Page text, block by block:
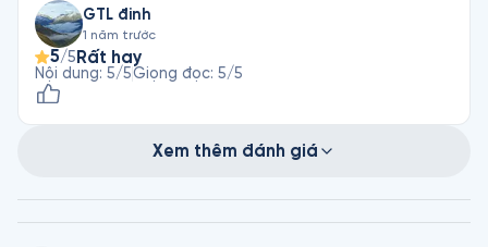
GTL đinh
1 năm trước
5/5 Rất hay
Nội dung: 5/5Giọng đọc: 5/5
Xem thêm đánh giá